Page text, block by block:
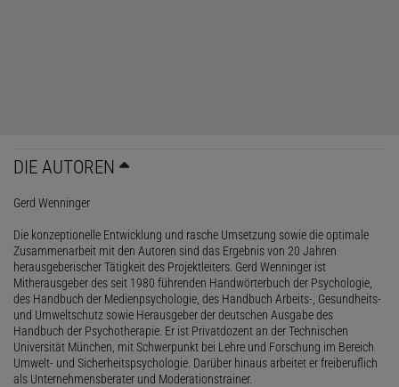
DIE AUTOREN
Gerd Wenninger
Die konzeptionelle Entwicklung und rasche Umsetzung sowie die optimale
Zusammenarbeit mit den Autoren sind das Ergebnis von 20 Jahren
herausgeberischer Tätigkeit des Projektleiters. Gerd Wenninger ist
Mitherausgeber des seit 1980 führenden Handwörterbuch der Psychologie,
des Handbuch der Medienpsychologie, des Handbuch Arbeits-, Gesundheits-
und Umweltschutz sowie Herausgeber der deutschen Ausgabe des
Handbuch der Psychotherapie. Er ist Privatdozent an der Technischen
Universität München, mit Schwerpunkt bei Lehre und Forschung im Bereich
Umwelt- und Sicherheitspsychologie. Darüber hinaus arbeitet er freiberuflich
als Unternehmensberater und Moderationstrainer.